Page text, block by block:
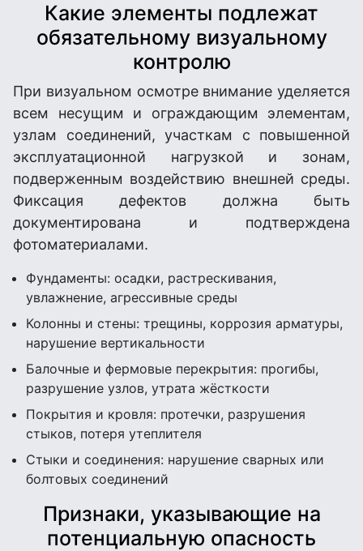
Какие элементы подлежат
обязательному визуальному
контролю
При визуальном осмотре внимание уделяется
всем несущим и ограждающим элементам,
узлам соединений, участкам с повышенной
эксплуатационной нагрузкой и зонам,
подверженным воздействию внешней среды.
Фиксация дефектов должна быть
документирована и подтверждена
фотоматериалами.
Фундаменты: осадки, растрескивания,
увлажнение, агрессивные среды
Колонны и стены: трещины, коррозия арматуры,
нарушение вертикальности
Балочные и фермовые перекрытия: прогибы,
разрушение узлов, утрата жёсткости
Покрытия и кровля: протечки, разрушения
стыков, потеря утеплителя
Стыки и соединения: нарушение сварных или
болтовых соединений
Признаки, указывающие на
потенциальную опасность